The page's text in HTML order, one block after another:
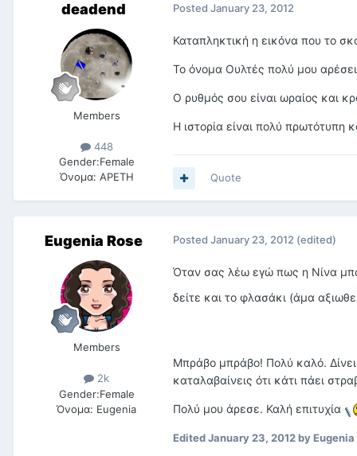
deadend
Members
448
Gender:Female
Όνομα: ΑΡΕΤΗ
Posted January 23, 2012
Καταπληκτική η εικόνα που το
Το όνομα Ουλτές πολύ μου
Ο ρυθμός σου είναι ωραίος και
Η ιστορία είναι πολύ πρωτότυπη
Quote
Eugenia Rose
Members
2k
Gender:Female
Όνομα: Eugenia
Posted January 23, 2012 (edited)
Όταν σας λέω εγώ πως η Νίνα
δείτε και το φλασάκι (άμα
Μπράβο μπράβο! Πολύ καλό.
καταλαβαίνεις ότι κάτι πάει
Πολύ μου άρεσε. Καλή επιτυχία
EditedJanuary 23, 2012by Eugenia